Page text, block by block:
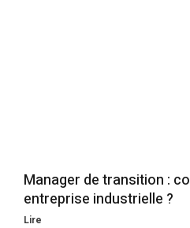
Manager de transition :
entreprise industrielle ?
Lire